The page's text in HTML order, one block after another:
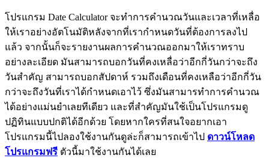
โปรแกรม Date Calculator จะทำการคำนวณวันและเวลาที่เหลื่อ
ให้เราอย่างอัตโนมัติหลังจากที่เรากำหนดวันที่ต้องการลงไป
แล้ว จากนั้นก็จะรายงานผลการคำนวณออกมาให้เราทราบ
อย่างละเอียด มันสามารถบอกวันที่คงเหลื่อว่าอีกกี่วันกว่าจะถึง
วันสำคัญ สามารถบอกสัปดาห์ รวมถึงเดือนที่คงเหลือว่าอีกกี่วัน
กว่าจะถึงวันที่เราได้กำหนดเอาไว้ ซึ่งมันสามารทำการคำนวณ
ได้อย่างแม่นยำเลยทีเดียว และที่สำคัญมันใช้เป็นโปรแกรมดู
ปฏิทินแบบปกติได้อีกด้วย โดยหากใครที่สนใจอยากเอา
โปรแกรมนี้ไปลองใช้งานกันดูล่ะก็สามารถเข้าไป ดาวน์โหลด
โปรแกรมฟรี ตัวนี้มาใช้งานกันได้เลย